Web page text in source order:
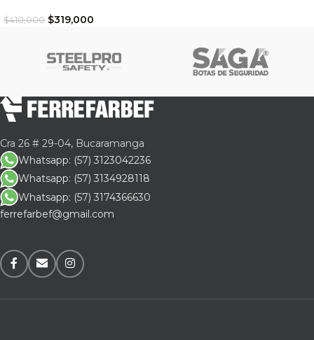
$410,000 $319,000
Cra 26 # 29-04, Bucaramanga
Whatsapp: (57) 3123042236
Whatsapp: (57) 3134928118
Whatsapp: (57) 3174366630
ferrefarbef@gmail.com